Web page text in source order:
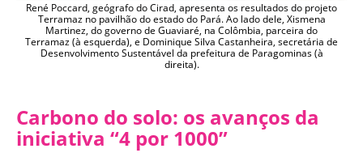
René Poccard, geógrafo do Cirad, apresenta os resultados do projeto
Terramaz no pavilhão do estado do Pará. Ao lado dele, Xismena
Martinez, do governo de Guaviaré, na Colômbia, parceira do
Terramaz (à esquerda), e Dominique Silva Castanheira, secretária de
Desenvolvimento Sustentável da prefeitura de Paragominas (à
direita).
Carbono do solo: os avanços da
iniciativa “4 por 1000”